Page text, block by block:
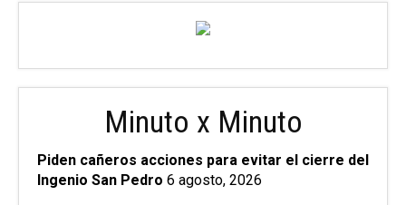
Minuto x Minuto
Piden cañeros acciones para evitar el cierre del
Ingenio San Pedro 6 agosto, 2026